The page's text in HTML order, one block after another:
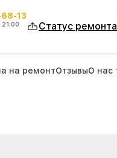
13
21:00 Статус ремонта
на ремонтОтзывыО нас